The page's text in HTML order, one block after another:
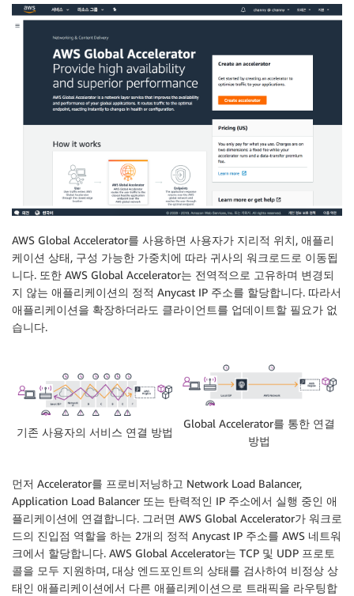
AWS Global Accelerator를 사용하면 사용자가 지리적 위치, 애플리
케이션 상태, 구성 가능한 가중치에 따라 귀사의 워크로드로 이동됩
니다. 또한 AWS Global Accelerator는 전역적으로 고유하며 변경되
지 않는 애플리케이션의 정적 Anycast IP 주소를 할당합니다. 따라서
애플리케이션을 확장하더라도 클라이언트를 업데이트할 필요가 없
습니다.
기존 사용자의 서비스 연결 방법
Global Accelerator를 통한 연결
방법
먼저 Accelerator를 프로비저닝하고 Network Load Balancer,
Application Load Balancer 또는 탄력적인 IP 주소에서 실행 중인 애
플리케이션에 연결합니다. 그러면 AWS Global Accelerator가 워크로
드의 진입점 역할을 하는 2개의 정적 Anycast IP 주소를 AWS 네트워
크에서 할당합니다. AWS Global Accelerator는 TCP 및 UDP 프로토
콜을 모두 지원하며, 대상 엔드포인트의 상태를 검사하여 비정상 상
태인 애플리케이션에서 다른 애플리케이션으로 트래픽을 라우팅합